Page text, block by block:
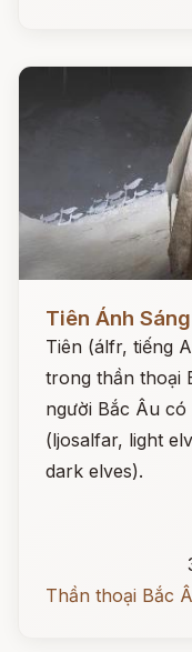
Tiên Ánh Sáng
Tiên (álfr, tiếng
trong thần thoại
người Bắc Âu có
(ljosalfar, light
dark elves).
Thần thoại Bắc